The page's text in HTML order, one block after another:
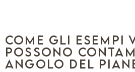
Come gli
possono
angolo del